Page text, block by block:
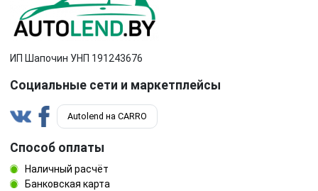
ИП Шапочин УНП 191243676
Социальные сети и маркетплейсы
Autolend на CARRO
Способ оплаты
Наличный расчёт
Банковская карта